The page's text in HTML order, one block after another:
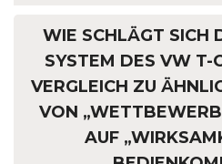
WIE SCHLÄGT SICH
SYSTEM DES VW T-
VERGLEICH ZU
VON
AUF